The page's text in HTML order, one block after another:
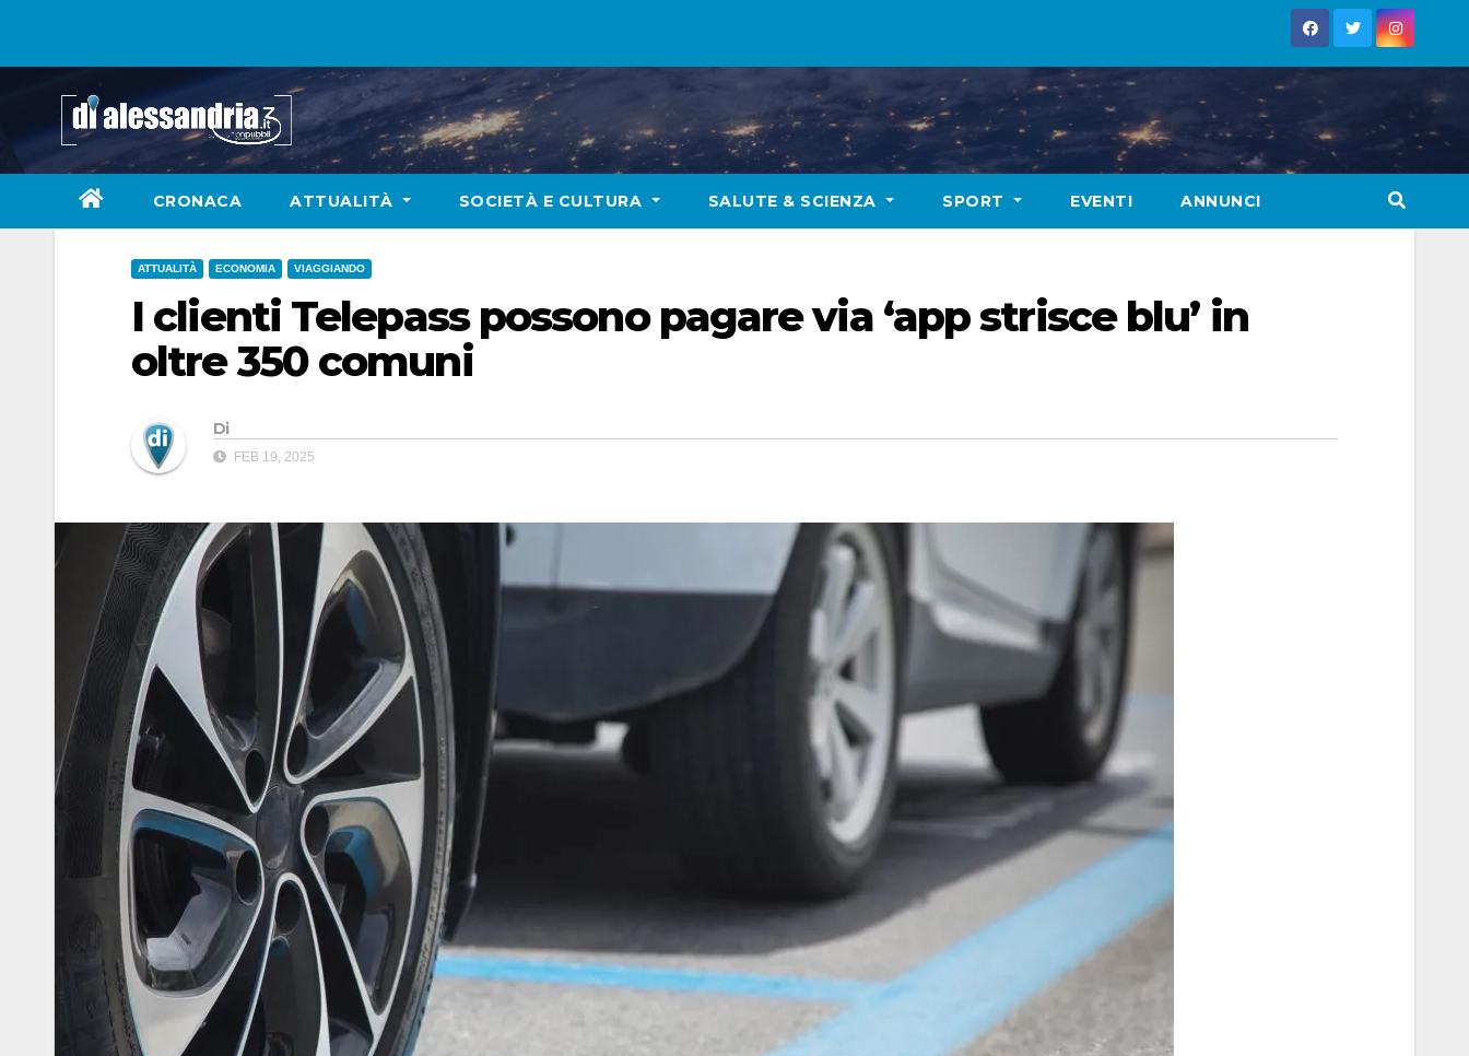
CRONACA ATTUALITÀ SOCIETÀ E CULTURA SALUTE & SCIENZA SPORT EVENTI ANNUNCI
ATTUALITÀ ECONOMIA VIAGGIANDO
I clienti Telepass possono pagare via ‘app strisce blu’ in
oltre 350 comuni
Di
FEB 19, 2025